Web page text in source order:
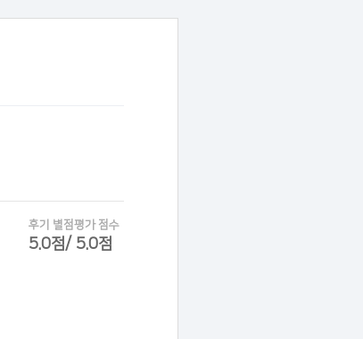
후기 별점평가 점수
5.0점/ 5.0점